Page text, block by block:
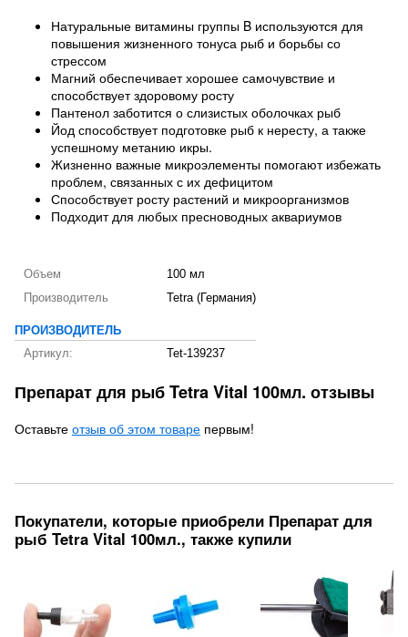
Натуральные витамины группы B используются для
повышения жизненного тонуса рыб и борьбы со
стрессом
Магний обеспечивает хорошее самочувствие и
способствует здоровому росту
Пантенол заботится о слизистых оболочках рыб
Йод способствует подготовке рыб к нересту, а также
успешному метанию икры.
Жизненно важные микроэлементы помогают избежать
проблем, связанных с их дефицитом
Способствует росту растений и микроорганизмов
Подходит для любых пресноводных аквариумов
Объем
100 мл
Производитель
Tetra (Германия)
ПРОИЗВОДИТЕЛЬ
Артикул:
Tet-139237
Препарат для рыб Tetra Vital 100мл. отзывы
Оставьте отзыв об этом товаре первым!
Покупатели, которые приобрели Препарат для
рыб Tetra Vital 100мл., также купили